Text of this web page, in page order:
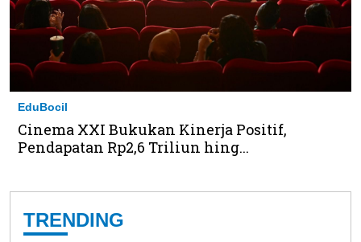
EduBocil
Cinema XXI Bukukan Kinerja Positif,
Pendapatan Rp2,6 Triliun hing...
TRENDING